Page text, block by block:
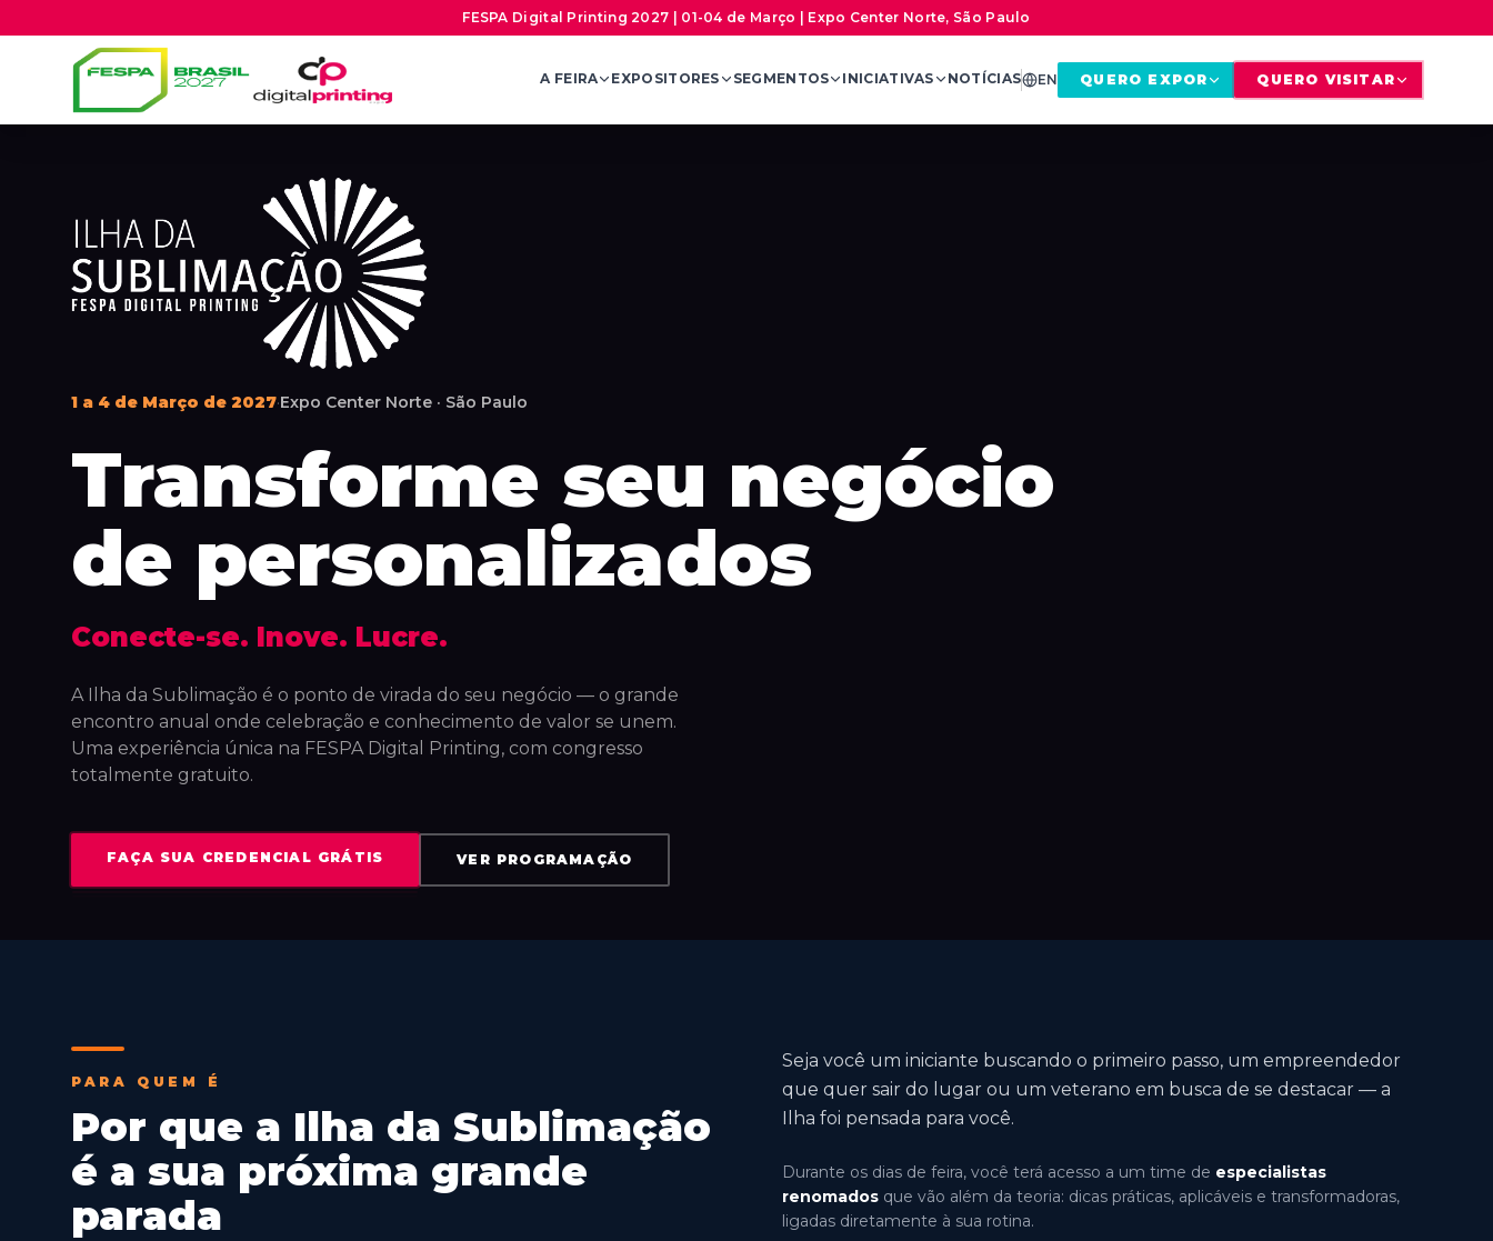
FESPA Digital Printing 2027 | 01-04 de Março | Expo Center Norte, São Paulo
A FEIRA EXPOSITORES SEGMENTOS INICIATIVAS NOTÍCIAS EN QUERO EXPOR QUERO VISITAR
1 a 4 de Março de 2027·Expo Center Norte · São Paulo
Transforme seu negócio
de personalizados
Conecte-se. Inove. Lucre.
A Ilha da Sublimação é o ponto de virada do seu negócio — o grande
encontro anual onde celebração e conhecimento de valor se unem.
Uma experiência única na FESPA Digital Printing, com congresso
totalmente gratuito.
FAÇA SUA CREDENCIAL GRÁTIS VER PROGRAMAÇÃO
PARA QUEM É
Por que a Ilha da Sublimação
é a sua próxima grande
parada
Seja você um iniciante buscando o primeiro passo, um empreendedor
que quer sair do lugar ou um veterano em busca de se destacar — a
Ilha foi pensada para você.
Durante os dias de feira, você terá acesso a um time de especialistas
renomados que vão além da teoria: dicas práticas, aplicáveis e transformadoras,
ligadas diretamente à sua rotina.